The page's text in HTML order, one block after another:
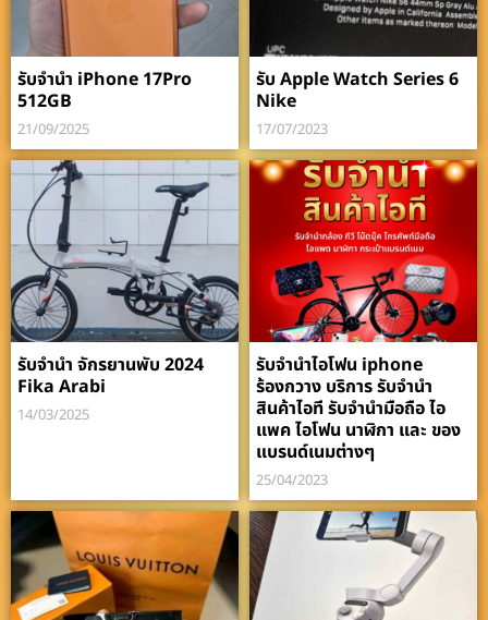
รับจำนำ iPhone 17Pro
512GB
21/09/2025
รับ Apple Watch Series 6
Nike
17/07/2023
รับจำนำ จักรยานพับ 2024
Fika Arabi
14/03/2025
รับจำนำไอโฟน iphone
ร้องกวาง บริการ รับจำนำ
สินค้าไอที รับจำนำมือถือ ไอ
แพค ไอโฟน นาฬิกา และ ของ
แบรนด์เนมต่างๆ
25/04/2023